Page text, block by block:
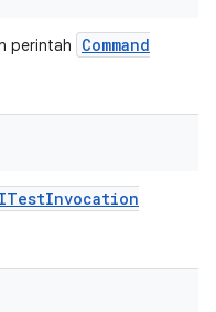
perintah
Command
ITestInvocation